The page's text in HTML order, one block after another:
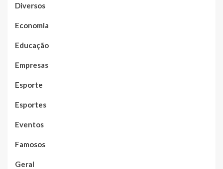
Diversos
Economia
Educação
Empresas
Esporte
Esportes
Eventos
Famosos
Geral